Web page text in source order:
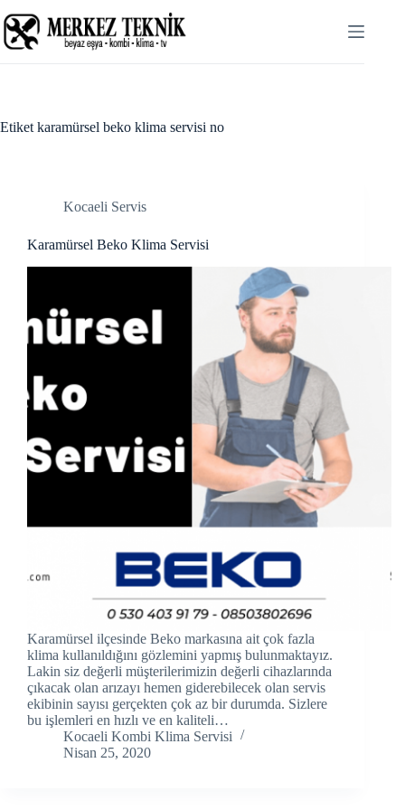
panel
panel
panel
panel
panel
panel
panel
panel
panel
to
content
Etiket karamürsel beko klima servisi no
Kocaeli Servis
Karamürsel Beko Klima Servisi
Karamürsel ilçesinde Beko markasına ait çok fazla
klima kullanıldığını gözlemini yapmış bulunmaktayız.
Lakin siz değerli müşterilerimizin değerli cihazlarında
çıkacak olan arızayı hemen giderebilecek olan servis
ekibinin sayısı gerçekten çok az bir durumda. Sizlere
bu işlemleri en hızlı ve en kaliteli…
Kocaeli Kombi Klima Servisi
Nisan 25, 2020